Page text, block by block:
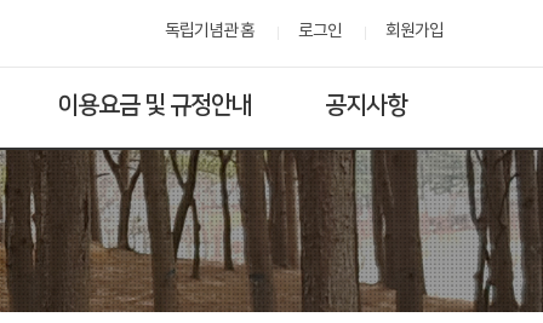
독립기념관 홈 로그인 회원가입
이용요금 및 규정안내 공지사항